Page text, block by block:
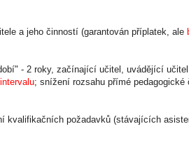
a jeho činností (garantován příplatek, ale
- 2 roky, začínající učitel, uvádějící
; snížení rozsahu přímé pedagogické
kvalifikačních požadavků (stávajících